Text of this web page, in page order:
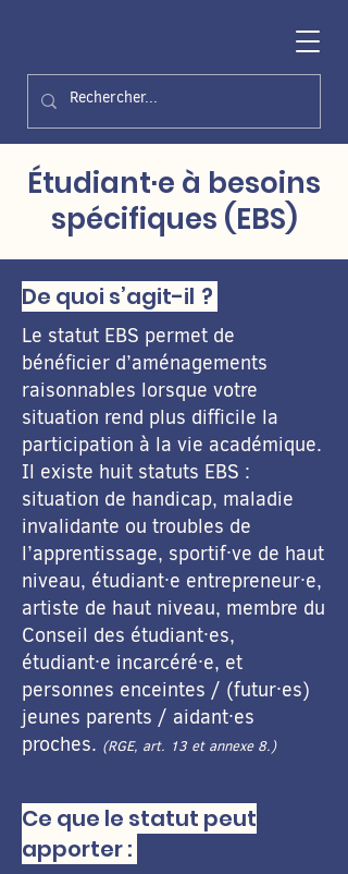
Étudiant·e à besoins
spécifiques (EBS)
De quoi s’agit-il ?
Le statut EBS permet de
bénéficier d’aménagements
raisonnables lorsque votre
situation rend plus difficile la
participation à la vie académique.
Il existe huit statuts EBS :
situation de handicap, maladie
invalidante ou troubles de
l’apprentissage, sportif·ve de haut
niveau, étudiant·e entrepreneur·e,
artiste de haut niveau, membre du
Conseil des étudiant·es,
étudiant·e incarcéré·e, et
personnes enceintes / (futur·es)
jeunes parents / aidant·es
proches. (RGE, art. 13 et annexe 8.)
Ce que le statut peut
apporter :